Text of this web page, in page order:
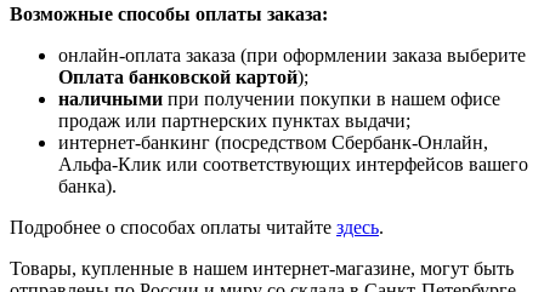
Возможные способы оплаты заказа:
онлайн-оплата заказа (при оформлении заказа выберите
Оплата банковской картой);
наличными при получении покупки в нашем офисе
продаж или партнерских пунктах выдачи;
интернет-банкинг (посредством Сбербанк-Онлайн,
Альфа-Клик или соответствующих интерфейсов вашего
банка).
Подробнее о способах оплаты читайте здесь.
Товары, купленные в нашем интернет-магазине, могут быть